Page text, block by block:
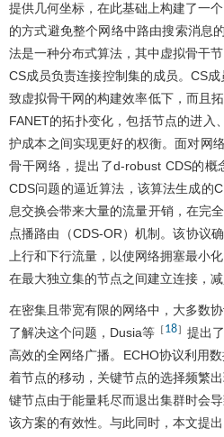
提供几何坐标，在此基础上构建了一
的方式避免整个网络中路由搜索消息
法是一种分布式算法，其中虚拟骨干
CS成员负责连接控制集的成员。CS
致虚拟骨干网的构建效率低下，而且
FANET的拓扑变化，包括节点的进
护成本之间实现更好的权衡。面对网
骨干网络，提出了d‑robust CDS的
CDS问题的逼近算法，该算法生成的
息交换会带来大量的流量开销，在完
点播路由（CDS-OR）机制。该协议
上行和下行流量，以使网络拥塞最小
在最大独立集的节点之间建立连接，
在密集且带宽有限的网络中，大多数
了解决这个问题，Dusia等 ［18］提出
高效的全网络广播。ECHO协议利用
着节点的移动，关键节点的选择频繁
键节点由于能量耗尽而退出集群时会
该方案的有效性。与此同时，本文提